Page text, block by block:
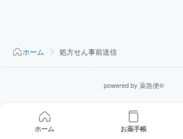
ホーム 処方せん事前送信
powered by 薬急便®
ホーム お薬手帳